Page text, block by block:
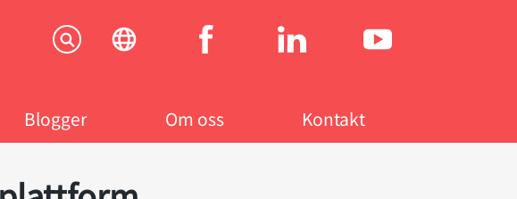
Social
Blogger Om oss Kontakt